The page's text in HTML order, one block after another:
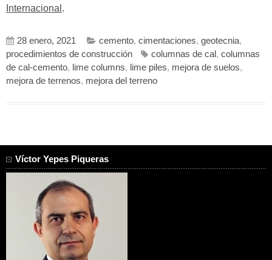
Internacional .
28 enero, 2021 cemento, cimentaciones, geotecnia,
procedimientos de construcción
columnas de cal , columnas
de cal-cemento, lime columns, lime piles, mejora de suelos,
mejora de terrenos, mejora del terreno
Víctor Yepes Piqueras